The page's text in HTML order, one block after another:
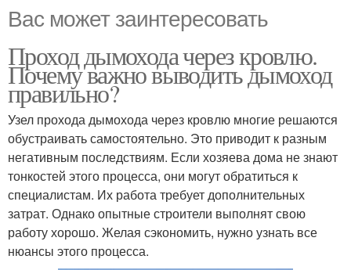
Вас может заинтересовать
Проход дымохода через кровлю.
Почему важно выводить дымоход
правильно?
Узел прохода дымохода через кровлю многие решаются
обустраивать самостоятельно. Это приводит к разным
негативным последствиям. Если хозяева дома не знают
тонкостей этого процесса, они могут обратиться к
специалистам. Их работа требует дополнительных
затрат. Однако опытные строители выполнят свою
работу хорошо. Желая сэкономить, нужно узнать все
нюансы этого процесса.